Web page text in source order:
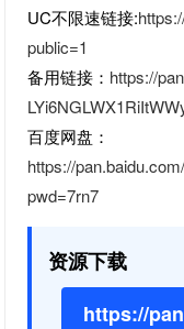
UC不限速链接:
public=1
备用链接： https://
百度网盘：
https://
pwd=7rn7
资源下载
https://